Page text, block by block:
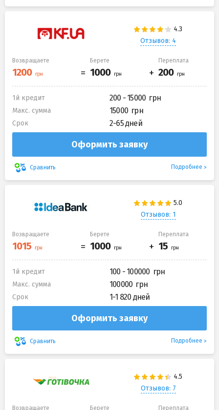
Отзывов: 4
Возвращаете Берете Переплата
1й кредит 200 - 15000
Макс. сумма 15000
Срок 2-65 дней
Оформить заявку
Сравнить Подробнее
Отзывов: 1
Возвращаете Берете Переплата
1й кредит 100 - 100000
Макс. сумма 100000
Срок 1-1 820 дней
Оформить заявку
Сравнить Подробнее
Отзывов: 7
Возвращаете Берете Переплата